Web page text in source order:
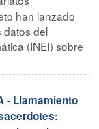
han lanzado
datos del
(INEI) sobre
- Llamamiento